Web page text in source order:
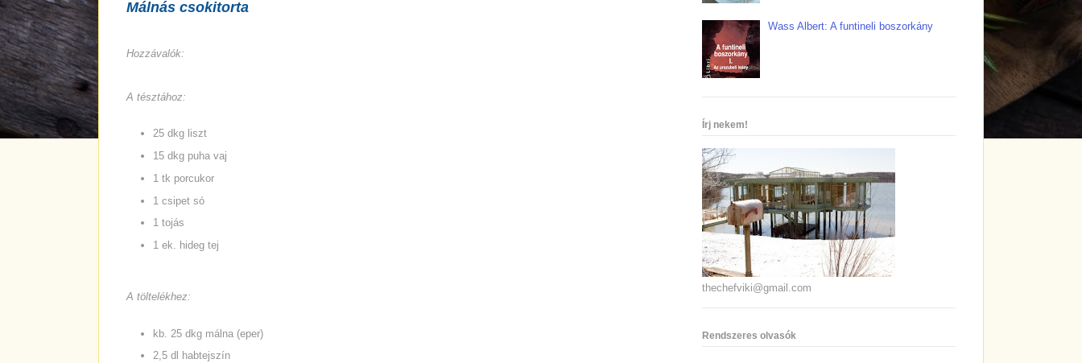
Málnás csokitorta
Hozzávalók:
A tésztához:
25 dkg liszt
15 dkg puha vaj
1 tk porcukor
1 csipet só
1 tojás
1 ek. hideg tej
A töltelékhez:
kb. 25 dkg málna (eper)
2,5 dl habtejszín
Wass Albert: A funtineli boszorkány
Írj nekem!
thechefviki@gmail.com
Rendszeres olvasók